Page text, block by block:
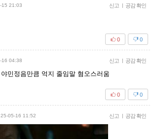
15 21:03 신고 | 공감 확인
0
0
16 04:38 신고 | 공감 확인
민정음만큼 억지 줄임말 혐오스러움
0
0
25-05-16 11:52 신고 | 공감 확인